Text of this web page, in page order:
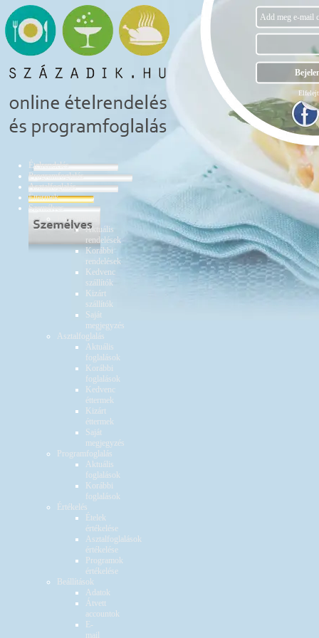
Ételrendelés
Programfoglalás
Asztalfoglalás
Éttermek
Személyes
Ételrendelés
Aktuális
rendelések
Korábbi
rendelések
Kedvenc
szállítók
Kizárt
szállítók
Saját
megjegyzés
Asztalfoglalás
Aktuális
foglalások
Korábbi
foglalások
Kedvenc
éttermek
Kizárt
éttermek
Saját
megjegyzés
Programfoglalás
Aktuális
foglalások
Korábbi
foglalások
Értékelés
Ételek
értékelése
Asztalfoglalások
értékelése
Programok
értékelése
Beállítások
Adatok
Átvett
accountok
E-
mail